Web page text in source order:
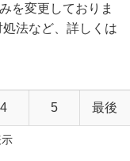
を変更しておりま
法など、詳しくは
4 5 最後